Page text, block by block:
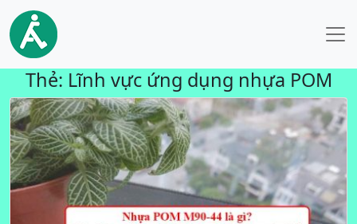
Thẻ: Lĩnh vực ứng dụng nhựa POM